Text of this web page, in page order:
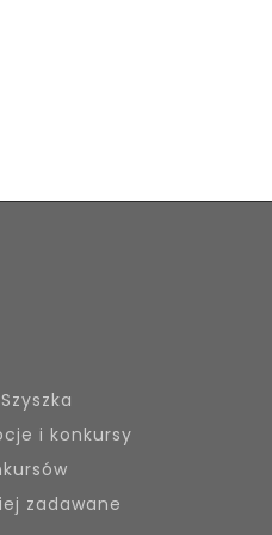
i konkursy
zadawane